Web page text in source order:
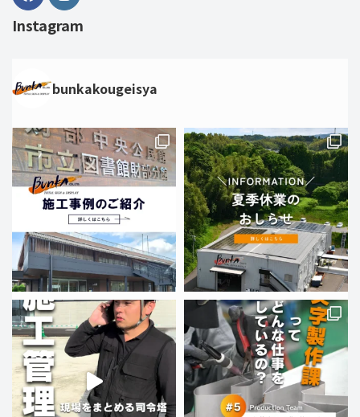
Instagram
bunkakougeisya